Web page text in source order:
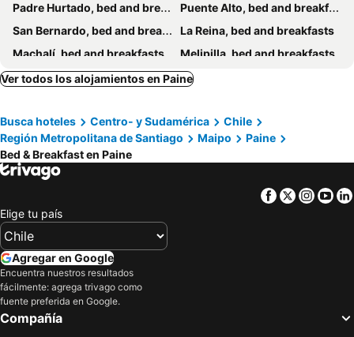
Padre Hurtado, bed and breakfasts
Puente Alto, bed and breakfasts
San Bernardo, bed and breakfasts
La Reina, bed and breakfasts
Machalí, bed and breakfasts
Melipilla, bed and breakfasts
Pirque, bed and breakfasts
Calera de Tango, bed and breakfasts
Ver todos los alojamientos en Paine
Busca hoteles Centro- y Sudamérica
Chile
Región Metropolitana de Santiago
Maipo
Paine
Bed & Breakfast en Paine
Facebook
Twitter
Elige tu país
Agregar en Google
Encuentra nuestros resultados
fácilmente: agrega trivago como
fuente preferida en Google.
Compañía